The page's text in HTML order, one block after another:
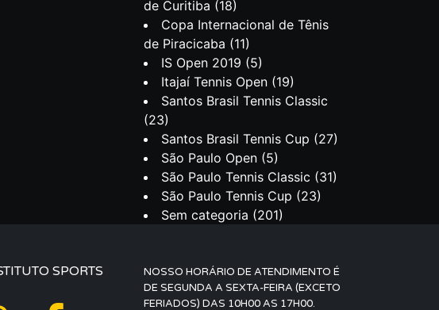
de Curitiba (18)
Copa Internacional de Tênis
de Piracicaba (11)
IS Open 2019 (5)
Itajaí Tennis Open (19)
Santos Brasil Tennis Classic
(23)
Santos Brasil Tennis Cup (27)
São Paulo Open (5)
São Paulo Tennis Classic (31)
São Paulo Tennis Cup (23)
Sem categoria (201)
SPORTS
NOSSO HORÁRIO DE ATENDIMENTO É
DE SEGUNDA A SEXTA-FEIRA (EXCETO
FERIADOS) DAS 10H00 AS 17H00.